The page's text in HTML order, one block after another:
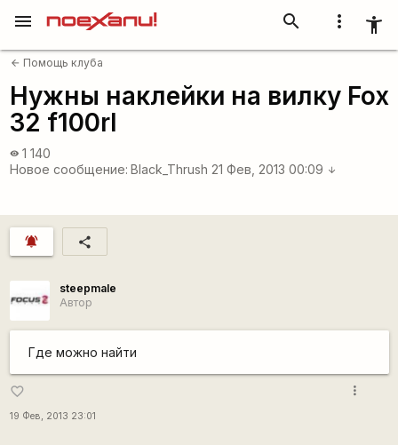
more_vert accessibility_new
search
menu
arrow_back Помощь клуба
Нужны наклейки на вилку Fox
32 f100rl
visibility 1 140
Новое сообщение: Black_Thrush 21 Фев, 2013 00:09 arrow_downward
notifications_active share
steepmale
Автор
Где можно найти
favorite_border
19 Фев, 2013 23:01
more_vert